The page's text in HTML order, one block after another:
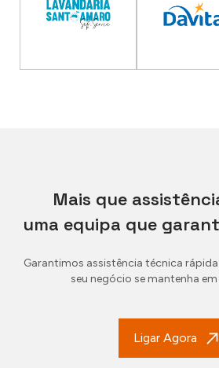
Mais que
uma equipa que
Garantimos assistência técnica
seu negócio se mantenha
Ligar Agora